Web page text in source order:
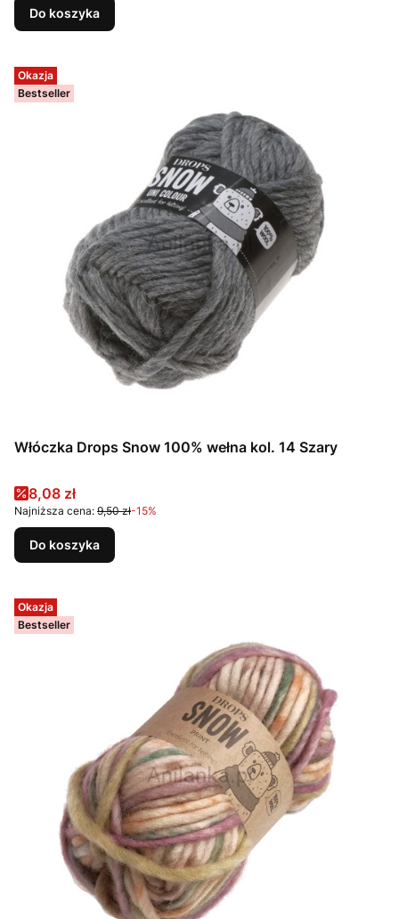
Do koszyka
Okazja
Bestseller
Włóczka Drops Snow 100% wełna kol. 14 Szary
Cena promocyjna
8,08 zł
Najniższa cena: 9,50 zł-15%
Do koszyka
Okazja
Bestseller